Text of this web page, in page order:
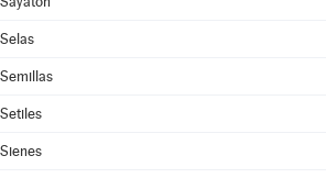
Selas
Semillas
Setiles
Sienes